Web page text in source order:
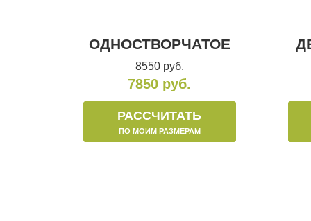
ОДНОСТВОРЧАТОЕ
8550 руб.
7850 руб.
РАССЧИТАТЬ
ПО МОИМ РАЗМЕРАМ